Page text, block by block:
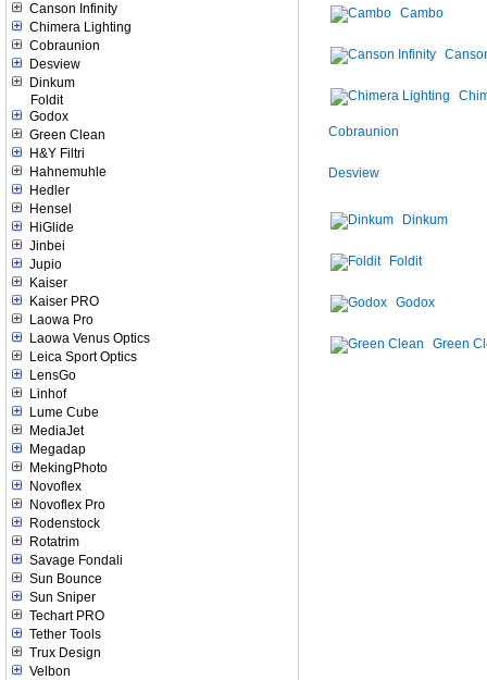
Canson Infinity
Chimera Lighting
Cobraunion
Desview
Dinkum
Foldit
Godox
Green Clean
H&Y Filtri
Hahnemuhle
Hedler
Hensel
HiGlide
Jinbei
Jupio
Kaiser
Kaiser PRO
Laowa Pro
Laowa Venus Optics
Leica Sport Optics
LensGo
Linhof
Lume Cube
MediaJet
Megadap
MekingPhoto
Novoflex
Novoflex Pro
Rodenstock
Rotatrim
Savage Fondali
Sun Bounce
Sun Sniper
Techart PRO
Tether Tools
Trux Design
Velbon
Cambo
Cobraunion
Desview
Dinkum
Foldit
Godox
Green